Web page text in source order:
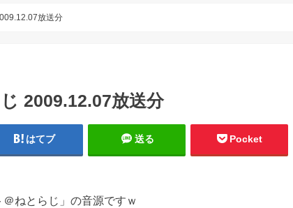
放送分
2009.12.07放送分
はてブ 送る Pocket
ねとらじ」の音源ですｗ